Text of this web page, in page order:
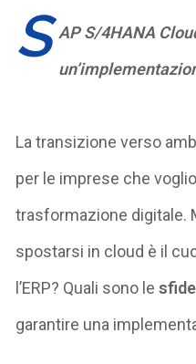
S AP S/4HANA
La transizione verso
per le imprese che
trasformazione digitale.
spostarsi in cloud è il
l’ERP? Quali sono lesfide
garantire una